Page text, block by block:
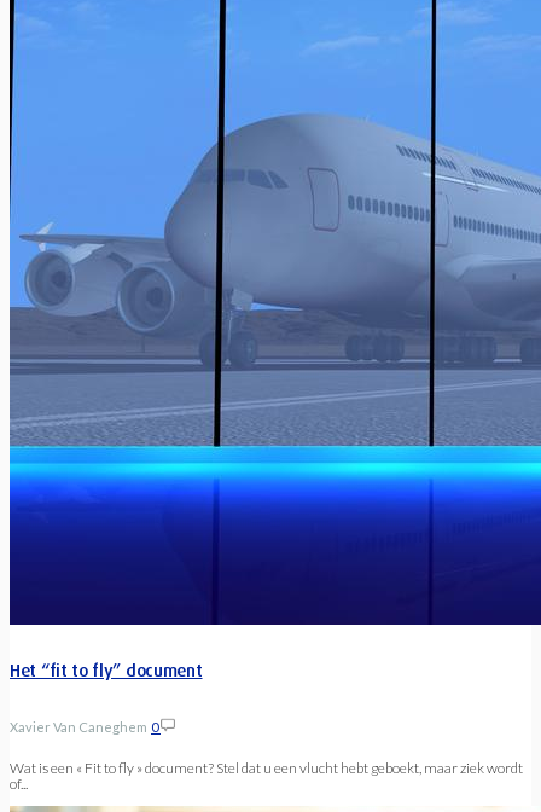
Het “fit to fly” document
Xavier Van Caneghem 0
Wat is een « Fit to fly » document? Stel dat u een vlucht hebt geboekt, maar ziek wordt
of...